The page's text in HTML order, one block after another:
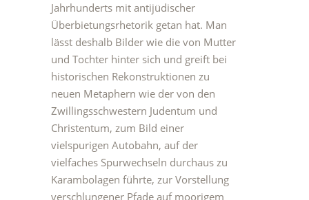
Jahrhunderts mit antijüdischer
Überbietungsrhetorik getan hat. Man
lässt deshalb Bilder wie die von Mutter
und Tochter hinter sich und greift bei
historischen Rekonstruktionen zu
neuen Metaphern wie der von den
Zwillingsschwestern Judentum und
Christentum, zum Bild einer
vielspurigen Autobahn, auf der
vielfaches Spurwechseln durchaus zu
Karambolagen führte, zur Vorstellung
verschlungener Pfade auf moorigem